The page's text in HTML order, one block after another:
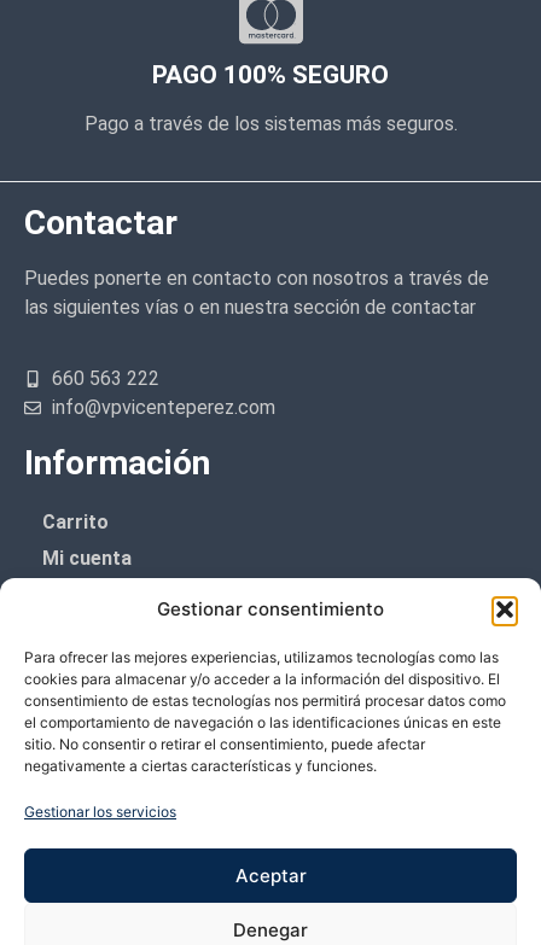
Gestionar consentimiento
Para ofrecer las mejores experiencias, utilizamos tecnologías como las
cookies para almacenar y/o acceder a la información del dispositivo. El
consentimiento de estas tecnologías nos permitirá procesar datos como
el comportamiento de navegación o las identificaciones únicas en este
sitio. No consentir o retirar el consentimiento, puede afectar
negativamente a ciertas características y funciones.
Gestionar los servicios
Aceptar
Denegar
PAGO 100% SEGURO
Pago a través de los sistemas más seguros.
Contactar
Puedes ponerte en contacto con nosotros a través de
las siguientes vías o en nuestra sección de contactar
660 563 222
info@vpvicenteperez.com
Información
Carrito
Mi cuenta
Política de cookies (UE)
Boletín de noticias
¡¡Suscríbete y prometemos no dar mucho el
Te enviaremos sólo cosas importantes.